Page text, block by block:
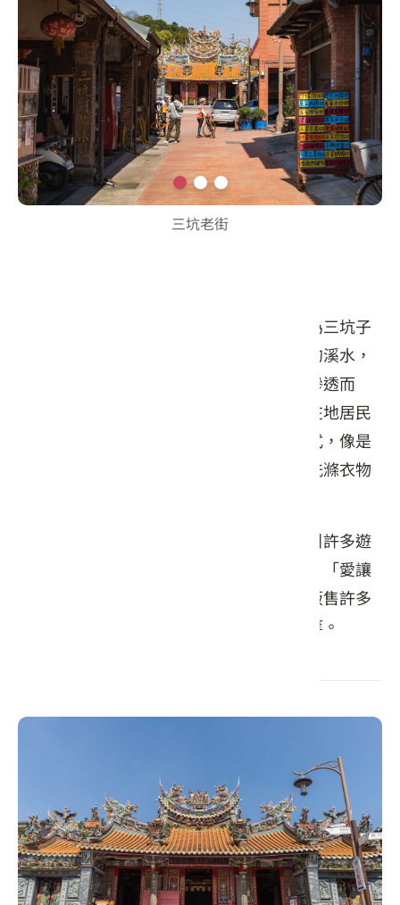
三坑老街
三坑老街曾被喻為桃園龍潭第一街，昔日為三坑子
河道上最繁華的碼頭之一，有著源源不絕的溪水，
而水源就來自小粗坑古道與周邊山谷崖線滲透而
下，這裡從興建到發展都與水息息相關，在地居民
也善用此優勢，發展出許多智慧的生活方式，像是
老街外圍的黑白洗，就是居住於此的婦人洗滌衣物
三坑老街保留舊有的步廊式建築風格，吸引許多遊
客周末到訪參觀，知名國片「大尾鱸鰻」、「愛讓
我們在一起」曾在此取景拍攝，老街內也販售許多
必吃客家料理，如菜包、艾草粄、牛汶水等。